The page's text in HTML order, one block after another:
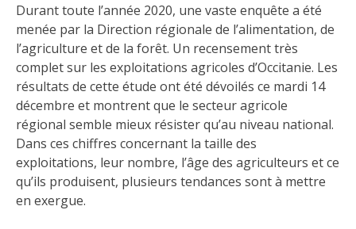
Durant toute l’année 2020, une vaste enquête a été
menée par la Direction régionale de l’alimentation, de
l’agriculture et de la forêt. Un recensement très
complet sur les exploitations agricoles d’Occitanie. Les
résultats de cette étude ont été dévoilés ce mardi 14
décembre et montrent que le secteur agricole
régional semble mieux résister qu’au niveau national.
Dans ces chiffres concernant la taille des
exploitations, leur nombre, l’âge des agriculteurs et ce
qu’ils produisent, plusieurs tendances sont à mettre
en exergue.